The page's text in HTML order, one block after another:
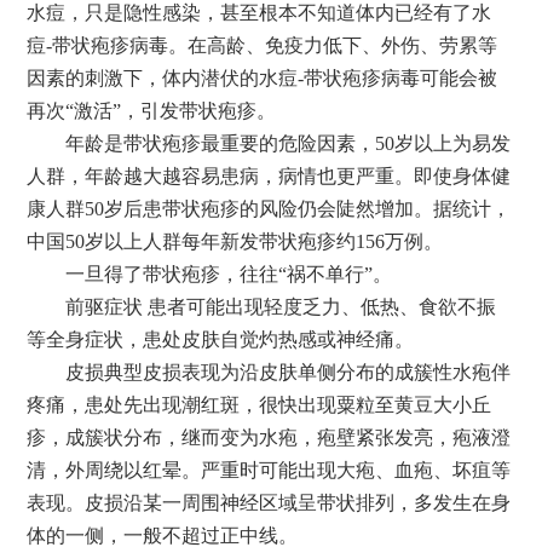
水痘，只是隐性感染，甚至根本不知道体内已经有了水
痘-带状疱疹病毒。在高龄、免疫力低下、外伤、劳累等
因素的刺激下，体内潜伏的水痘-带状疱疹病毒可能会被
再次“激活”，引发带状疱疹。
年龄是带状疱疹最重要的危险因素，50岁以上为易发
人群，年龄越大越容易患病，病情也更严重。即使身体健
康人群50岁后患带状疱疹的风险仍会陡然增加。据统计，
中国50岁以上人群每年新发带状疱疹约156万例。
一旦得了带状疱疹，往往“祸不单行”。
前驱症状 患者可能出现轻度乏力、低热、食欲不振
等全身症状，患处皮肤自觉灼热感或神经痛。
皮损典型皮损表现为沿皮肤单侧分布的成簇性水疱伴
疼痛，患处先出现潮红斑，很快出现粟粒至黄豆大小丘
疹，成簇状分布，继而变为水疱，疱壁紧张发亮，疱液澄
清，外周绕以红晕。严重时可能出现大疱、血疱、坏疽等
表现。皮损沿某一周围神经区域呈带状排列，多发生在身
体的一侧，一般不超过正中线。